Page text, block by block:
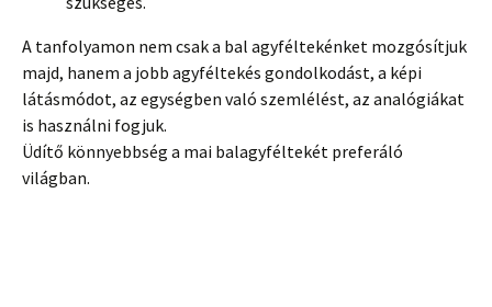
A tanfolyamon nem csak a bal agyféltekénket mozgósítjuk
majd, hanem a jobb agyféltekés gondolkodást, a képi
látásmódot, az egységben való szemlélést, az analógiákat
is használni fogjuk.
Üdítő könnyebbség a mai balagyféltekét preferáló
világban.